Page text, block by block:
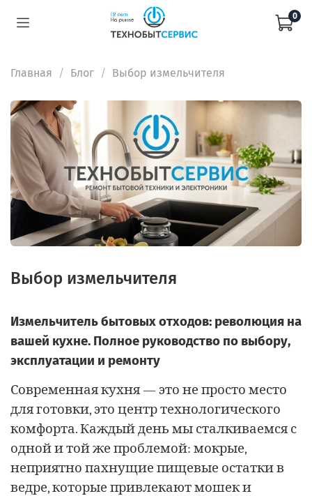
0
Главная Блог Выбор измельчителя
Выбор измельчителя
Измельчитель бытовых отходов: революция на
вашей кухне. Полное руководство по выбору,
эксплуатации и ремонту
Современная кухня — это не просто место
для готовки, это центр технологического
комфорта. Каждый день мы сталкиваемся с
одной и той же проблемой: мокрые,
неприятно пахнущие пищевые остатки в
ведре, которые привлекают мошек и